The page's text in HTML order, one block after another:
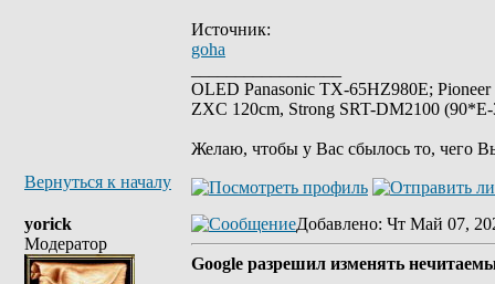
Источник:
goha
OLED Panasonic TX-65HZ980E;
ZXC 120cm, Strong SRT-DM2100
Желаю, чтобы у Вас сбылось то, чего
Вернуться к началу
yorick
Модератор
Добавлено: Чт Май 07,
Google разрешил изменять